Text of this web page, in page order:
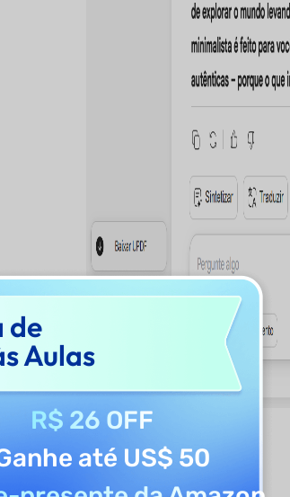
de
Aulas
R$ 26 OFF
até US$ 50